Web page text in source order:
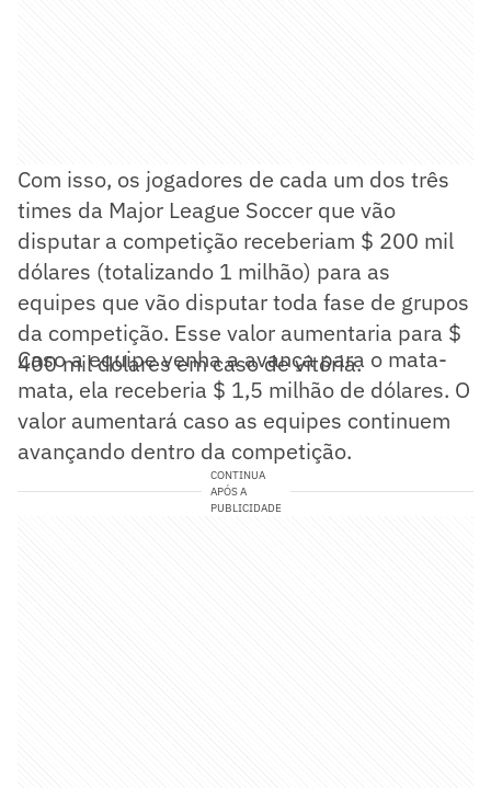
Com isso, os jogadores de cada um dos três
times da Major League Soccer que vão
disputar a competição receberiam $ 200 mil
dólares (totalizando 1 milhão) para as
equipes que vão disputar toda fase de grupos
da competição. Esse valor aumentaria para $
400 mil dólares em caso de vitória.
Caso a equipe venha a avança para o mata-
mata, ela receberia $ 1,5 milhão de dólares. O
valor aumentará caso as equipes continuem
avançando dentro da competição.
CONTINUA
APÓS A
PUBLICIDADE